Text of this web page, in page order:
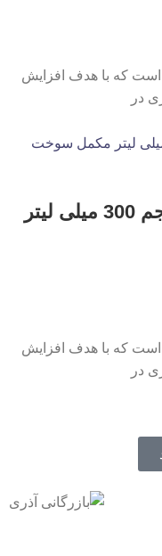
که با هدف افزایش
در
اکتان کرفتول مدل point 3 حجم 300 میلی لیتر
که با هدف افزایش
در